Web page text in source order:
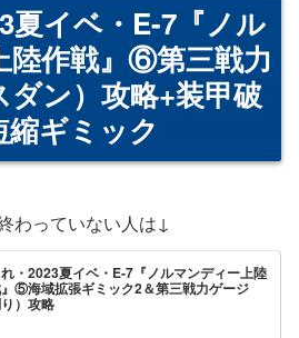
夏イベ・E-7『ノル
陸作戦』⑥第三戦力
ン）攻略+装甲破
ギミック
わっていない人は↓
・2023夏イベ・E-7『ノルマンディー上陸
⑤海域拡張ギミック2＆第三戦力ゲージ
り）攻略